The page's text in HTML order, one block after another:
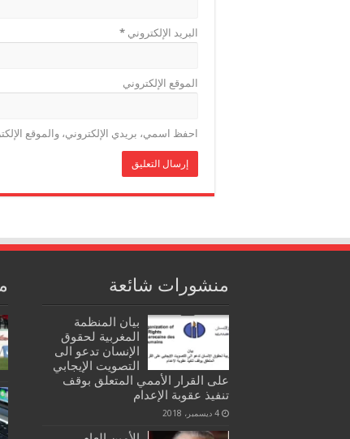
البريد الإلكتروني *
الموقع الإلكتروني
احفظ اسمي، بريدي الإلكتروني، والموقع
منشورات شائعة
بيان المنظمة
المغربية لحقوق
الإنسان تدعو الى
التصويت الإيجابي
على القرار الأممي المتعلق بوقف
تنفيذ عقوبة الإعدام
4 ديسمبر، 2018